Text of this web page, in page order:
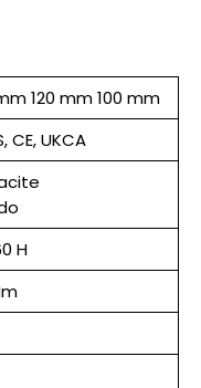
120 mm 100 mm
CE, UKCA
H